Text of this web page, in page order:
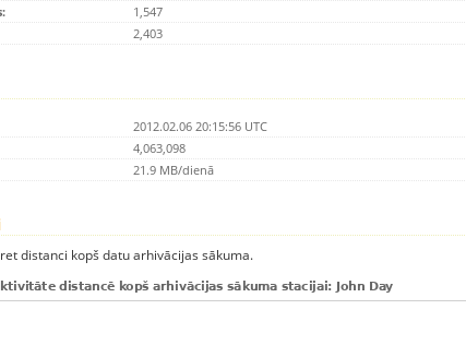
1,547
2,403
2012.02.06 20:15:56 UTC
4,063,098
21.9 MB/dienā
distanci kopš datu arhivācijas sākuma.